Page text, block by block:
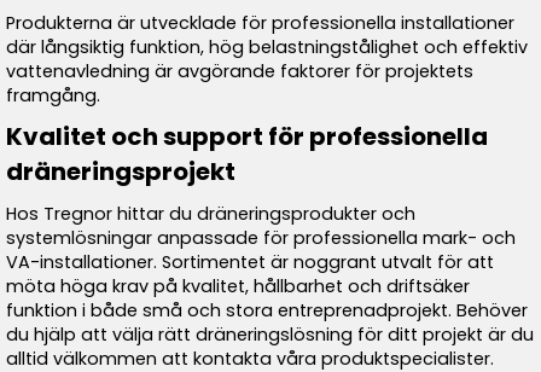
Produkterna är utvecklade för professionella installationer
där långsiktig funktion, hög belastningstålighet och effektiv
vattenavledning är avgörande faktorer för projektets
framgång.
Kvalitet och support för professionella
dräneringsprojekt
Hos Tregnor hittar du dräneringsprodukter och
systemlösningar anpassade för professionella mark- och
VA-installationer. Sortimentet är noggrant utvalt för att
möta höga krav på kvalitet, hållbarhet och driftsäker
funktion i både små och stora entreprenadprojekt. Behöver
du hjälp att välja rätt dräneringslösning för ditt projekt är du
alltid välkommen att kontakta våra produktspecialister.